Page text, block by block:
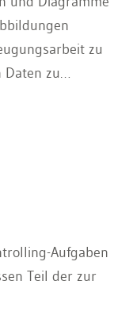
zu
Daten zu
Aufgaben
Teil der zur